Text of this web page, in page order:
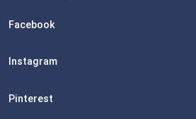
Facebook
Instagram
Pinterest